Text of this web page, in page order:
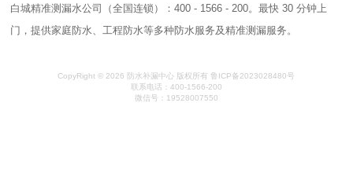
白城精准测漏水公司（全国连锁）：400 - 1566 - 200。最快 30 分钟上
门，提供家庭防水、工程防水等多种防水服务及精准测漏服务。
CopyRight © 2026 防水补漏中心 版权所有 鲁ICP备2023028480号
联系电话：400-1566-200
微信号：19528007550